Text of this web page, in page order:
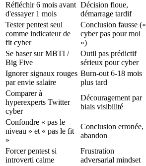
Réfléchir 6 mois avant
d'essayer 1 mois
Décision floue,
démarrage tardif
Tester pentest seul
comme indicateur de
fit cyber
Conclusion fausse («
cyber pas pour moi
»)
Se baser sur MBTI /
Big Five
Outil pas prédictif
sérieux pour cyber
Ignorer signaux rouges
par envie salaire
Burn-out 6-18 mois
plus tard
Comparer à
hyperexperts Twitter
cyber
Découragement par
biais visibilité
Confondre « pas le
niveau » et « pas le fit
»
Conclusion erronée,
abandon
Forcer pentest si
introverti calme
Frustration
adversarial mindset